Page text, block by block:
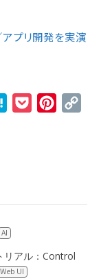
プリ開発を実演
HatenaPocket
AI
リアル：Control
UI